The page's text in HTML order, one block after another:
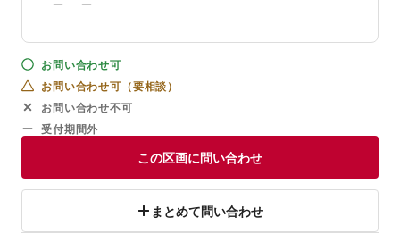
お問い合わせ可
お問い合わせ可（要相談）
お問い合わせ不可
受付期間外
この区画に問い合わせ
まとめて問い合わせ